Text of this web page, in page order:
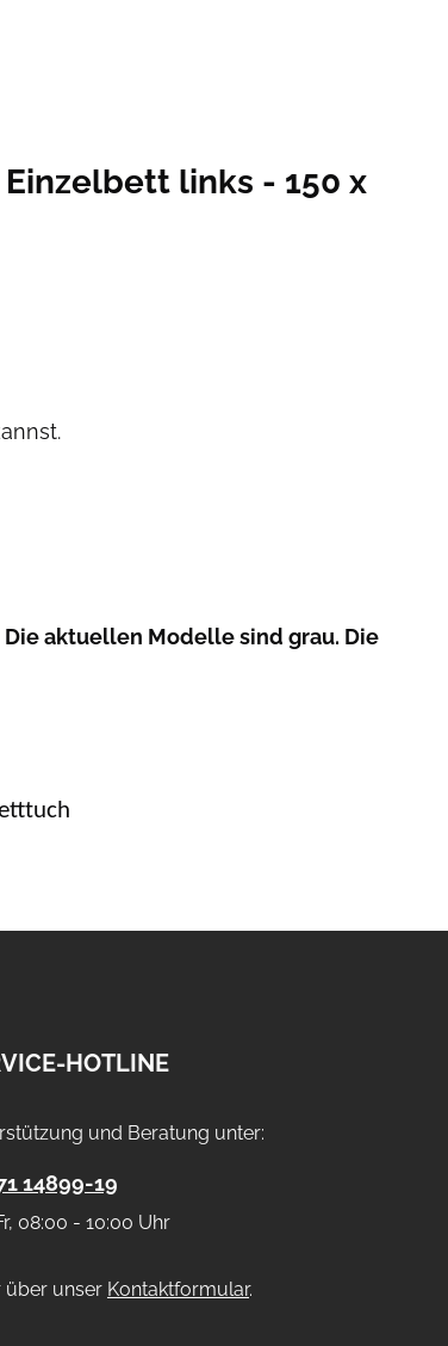
links - 150 x
aktuellen Modelle sind grau. Die
HOTLINE
und Beratung unter:
14899-19
08:00 - 10:00 Uhr
über unser Kontaktformular.